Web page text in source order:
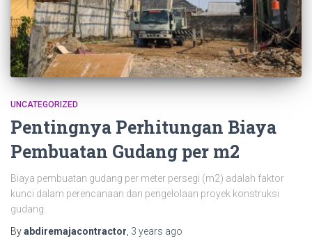
UNCATEGORIZED
Pentingnya Perhitungan Biaya
Pembuatan Gudang per m2
Biaya pembuatan gudang per meter persegi (m2) adalah faktor
kunci dalam perencanaan dan pengelolaan proyek konstruksi
gudang.
Byabdiremajacontractor 3 years ago